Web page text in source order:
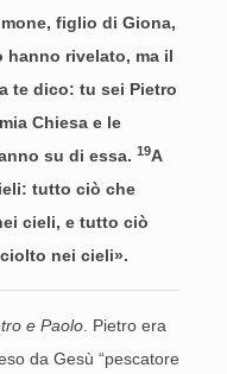
figlio di Giona,
hanno rivelato, ma il
te dico: tu sei Pietro
Chiesa e le
su di essa. 19A
tutto ciò che
cieli, e tutto ciò
nei cieli».
e Paolo . Pietro era
da Gesù “pescatore